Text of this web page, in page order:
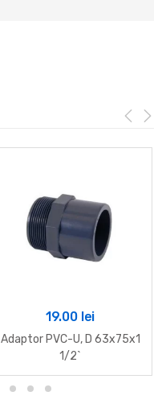
19.00 lei
Adaptor PVC-U, D 63x75x1
1/2`